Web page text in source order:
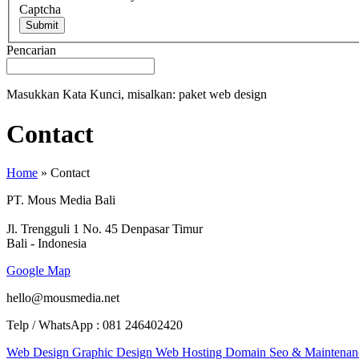
Captcha
Submit
Pencarian
Masukkan Kata Kunci, misalkan: paket web design
Contact
Home » Contact
PT. Mous Media Bali
Jl. Trengguli 1 No. 45 Denpasar Timur
Bali - Indonesia
Google Map
hello@mousmedia.net
Telp / WhatsApp : 081 246402420
Web Design Graphic Design Web Hosting Domain Seo &